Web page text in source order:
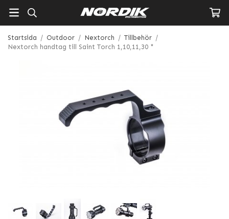
Startsida / Outdoor / Nextorch / Tillbehör /
Nextorch handtag till Saint Torch 1,10,11,30 *